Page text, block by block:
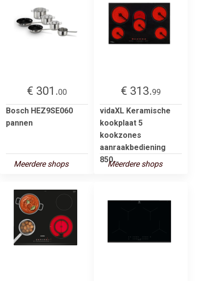
€ 301.00
Bosch HEZ9SE060
pannen
Meerdere shops
€ 313.99
vidaXL Keramische
kookplaat 5
kookzones
aanraakbediening
850...
Meerdere shops